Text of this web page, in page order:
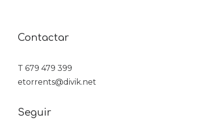
Contactar
T 679 479 399
etorrents@divik.net
Seguir